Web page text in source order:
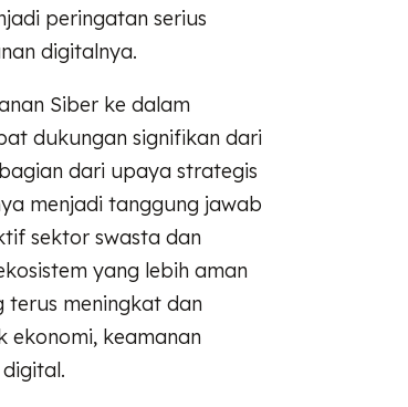
peringatan serius
digitalnya.
Siber ke dalam
dukungan signifikan dari
dari upaya strategis
menjadi tanggung jawab
sektor swasta dan
yang lebih aman
terus meningkat dan
ekonomi, keamanan